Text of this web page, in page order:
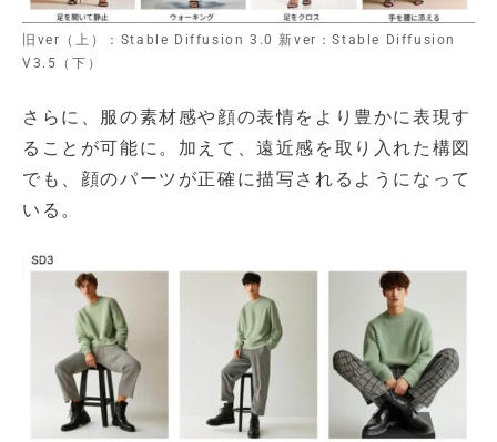
旧ver（上）：Stable Diffusion 3.0 新ver：Stable Diffusion
V3.5（下）
さらに、服の素材感や顔の表情をより豊かに表現す
ることが可能に。加えて、遠近感を取り入れた構図
でも、顔のパーツが正確に描写されるようになって
いる。